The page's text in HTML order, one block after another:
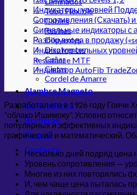
Tubo Flexible
Cables
Resinas
Diluyentes
Disolventes
Cuñas
Cintas
Cordel de Amarre
Alambre Magneto
Ventiladores
Borneras
Blog JL
Contacto
Индикаторы уровней
Сопротивления (Скачать)
Сигнальные индикаторы с
Разбор входа в продажу
Индикатор сильных
Resistance MTF
Индикатор AutoFib
Разработал его в 1926 году
“облако Ишимоку”. Условно
популярных и эффективных
графический и математический.
Несколько дней подряд цена
Уровень сопротивления —
Многие из них повторялись
И, чем чаще цена пыталась